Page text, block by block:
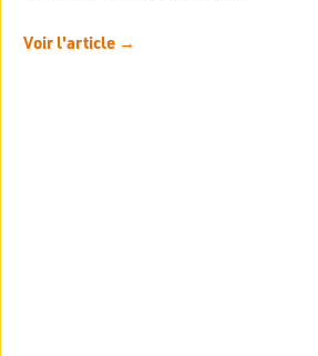
Voir l'article →